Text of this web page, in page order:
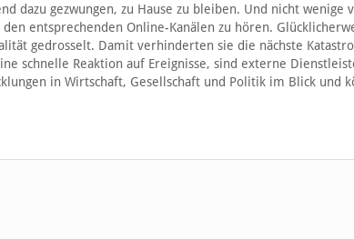
dazu gezwungen, zu Hause zu bleiben. Und nicht
entsprechenden Online-Kanälen zu hören.
gedrosselt. Damit verhinderten sie die nächste
schnelle Reaktion auf Ereignisse, sind externe
in Wirtschaft, Gesellschaft und Politik im Blick und